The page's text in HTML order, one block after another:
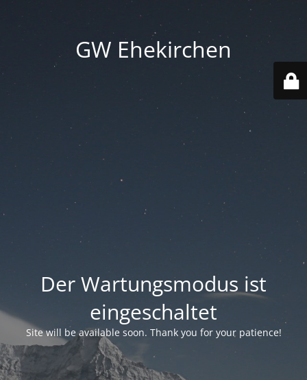
GW Ehekirchen
Der Wartungsmodus ist
eingeschaltet
Site will be available soon. Thank you for your patience!